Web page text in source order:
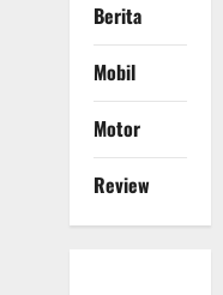
Berita
Mobil
Motor
Review